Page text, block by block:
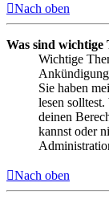
Nach oben
Was sind wichtige
Wichtige
Sie haben
lesen
deinen
kannst oder
Nach oben